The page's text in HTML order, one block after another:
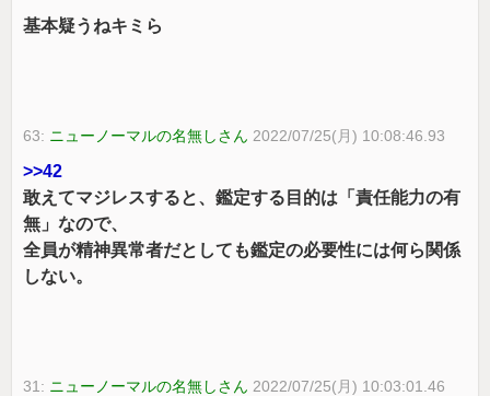
基本疑うねキミら
63: ニューノーマルの名無しさん 2022/07/25(月) 10:08:46.93
>>42
敢えてマジレスすると、鑑定する目的は「責任能力の有
無」なので、
全員が精神異常者だとしても鑑定の必要性には何ら関係
しない。
31: ニューノーマルの名無しさん 2022/07/25(月) 10:03:01.46